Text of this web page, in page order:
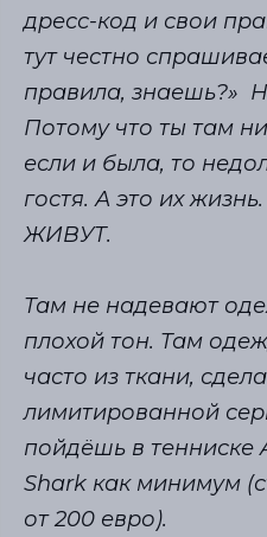
дресс-код и свои
тут честно
правила, знаешь?»
Потому что ты там
если и была, то
гостя. А это их
ЖИВУТ.
Там не надевают
плохой тон. Там
часто из ткани,
лимитированной
пойдёшь в тенниске
Shark как минимум
от 200 евро).